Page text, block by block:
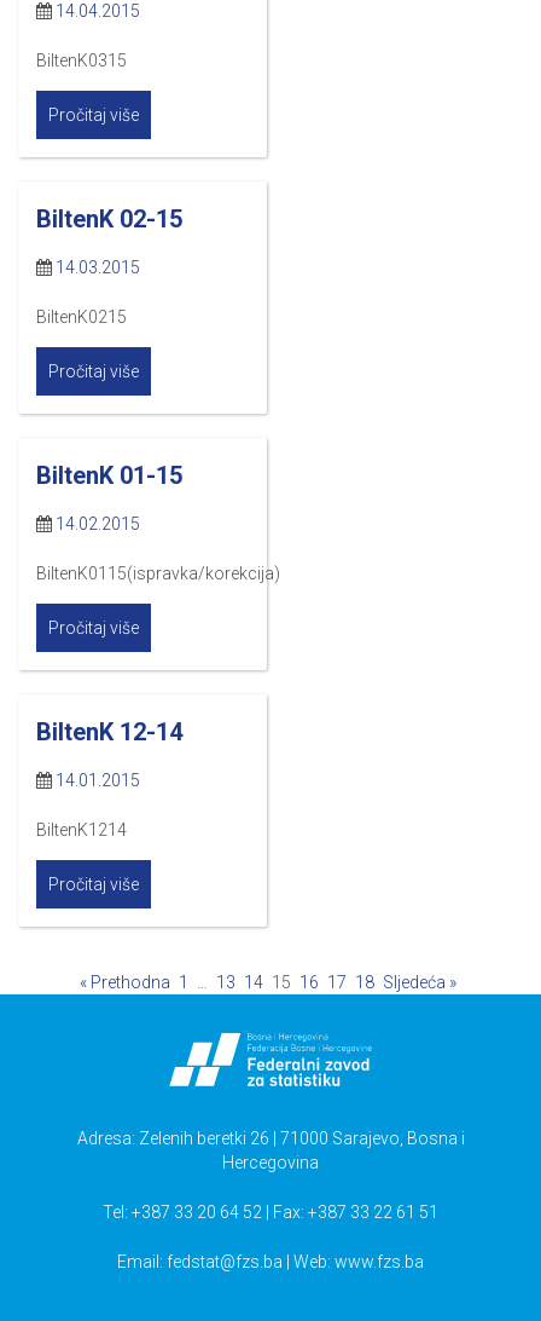
14.04.2015
BiltenK0315
Pročitaj više
BiltenK 02-15
14.03.2015
BiltenK0215
Pročitaj više
BiltenK 01-15
14.02.2015
BiltenK0115(ispravka/korekcija)
Pročitaj više
BiltenK 12-14
14.01.2015
BiltenK1214
Pročitaj više
« Prethodna 1 13 14 15 16 17 18 Sljedeća »
Adresa: Zelenih beretki 26 | 71000 Sarajevo, Bosna i
Hercegovina
Tel: +387 33 20 64 52 | Fax: +387 33 22 61 51
Email: fedstat@fzs.ba | Web: www.fzs.ba